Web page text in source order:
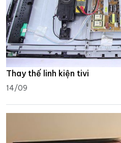
Thay thế linh kiện tivi
14/09